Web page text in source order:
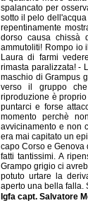
spalancato per
sotto il pelo
repentinamente
dorso causa chissà
ammutoliti! Rompo io
Laura di farmi
rimasta paralizzata! -
maschio di Grampus
verso il gruppo
riproduzione è
puntarci e forse
momento perchè
avvicinamento e non
era mai capitato un
capo Corso e
fatti tantissimi. A
Grampo grigio ci
potuto urtare la
aperto una bella falla.
Igfa capt. Salvatore